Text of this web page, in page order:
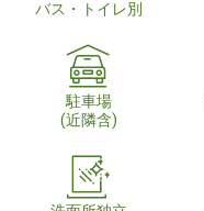
バス・トイレ別
駐車場
(近隣含)